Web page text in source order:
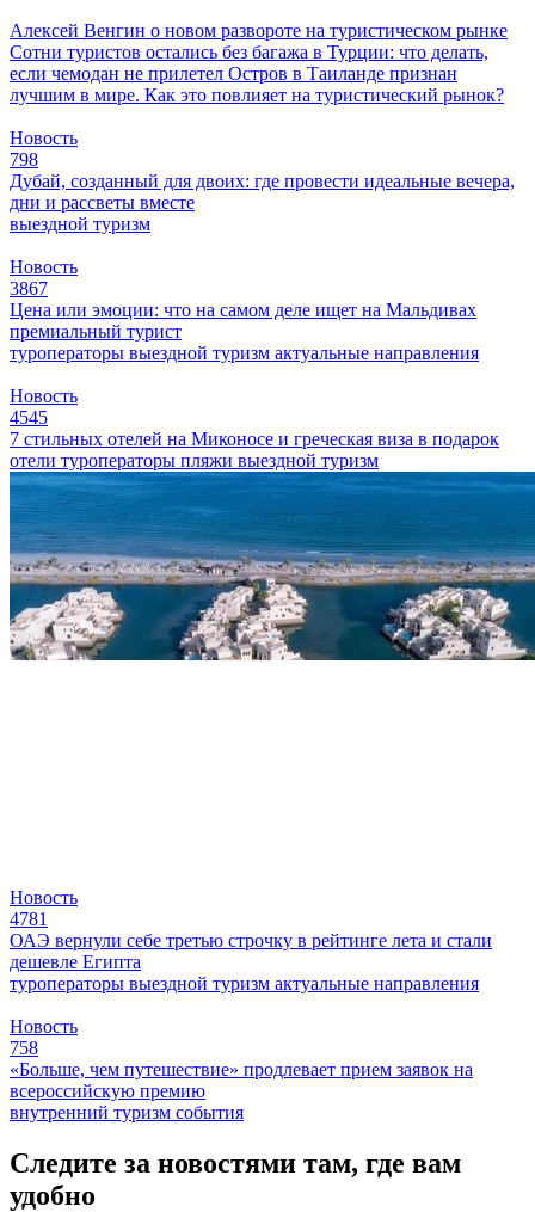
Алексей Венгин о новом развороте на туристическом рынке
Сотни туристов остались без багажа в Турции: что делать,
если чемодан не прилетел Остров в Таиланде признан
лучшим в мире. Как это повлияет на туристический рынок?
Новость
798
Дубай, созданный для двоих: где провести идеальные вечера,
дни и рассветы вместе
выездной туризм
Новость
3867
Цена или эмоции: что на самом деле ищет на Мальдивах
премиальный турист
туроператоры выездной туризм актуальные направления
Новость
4545
7 стильных отелей на Миконосе и греческая виза в подарок
отели туроператоры пляжи выездной туризм
Новость
4781
ОАЭ вернули себе третью строчку в рейтинге лета и стали
дешевле Египта
туроператоры выездной туризм актуальные направления
Новость
758
«Больше, чем путешествие» продлевает прием заявок на
всероссийскую премию
внутренний туризм события
Следите за новостями там, где вам
удобно